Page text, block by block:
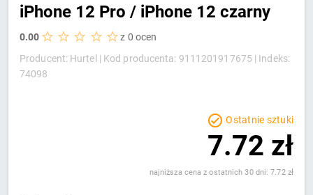
iPhone 12 Pro / iPhone 12 czarny
0.00
z 0 ocen
Producent: Hurtel | Kod producenta: 9111201917675 | Indeks:
74098
Ostatnie sztuki
7.72 zł
najniższa cena z ostatnich 30 dni: 7.72 zł